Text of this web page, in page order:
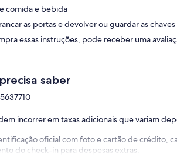
comida e bebida
as portas e devolver ou guardar as chaves
essas instruções, pode receber uma
saber
5637710
incorrer em taxas adicionais que variam
oficial com foto e cartão de crédito,
do check-in para despesas extras.